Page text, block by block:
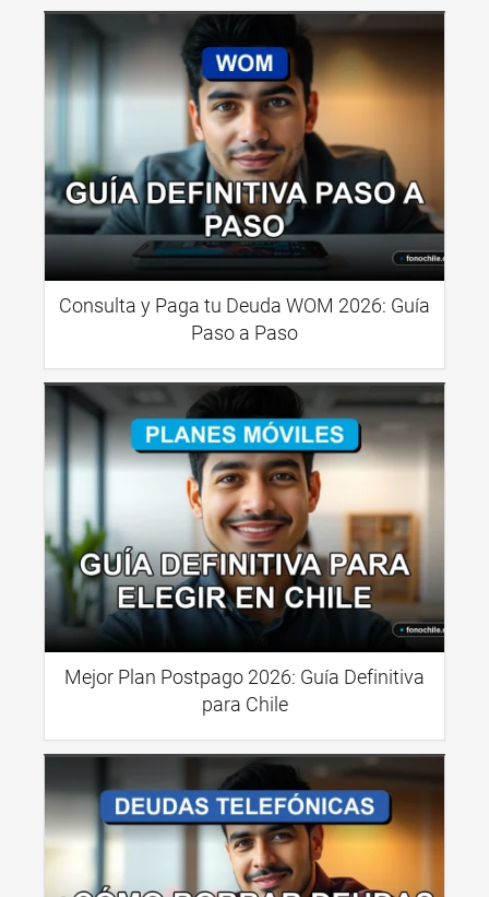
Consulta y Paga tu Deuda WOM 2026: Guía
Paso a Paso
Mejor Plan Postpago 2026: Guía Definitiva
para Chile